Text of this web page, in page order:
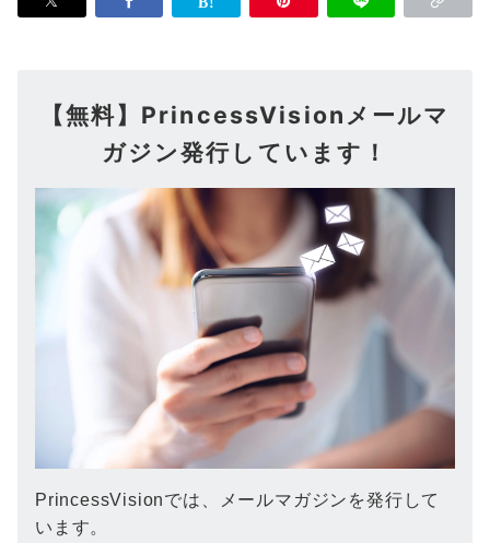
【無料】PrincessVisionメールマ
ガジン発行しています！
PrincessVisionでは、メールマガジンを発行して
います。